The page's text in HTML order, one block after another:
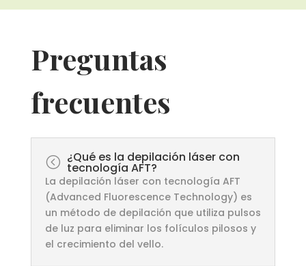
Preguntas
frecuentes
< ¿Qué es la depilación láser con
tecnología AFT?
La depilación láser con tecnología AFT
(Advanced Fluorescence Technology) es
un método de depilación que utiliza pulsos
de luz para eliminar los folículos pilosos y
el crecimiento del vello.